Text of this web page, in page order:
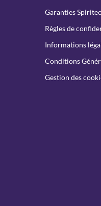
Garanties
Règles de
Informations
Conditions
Gestion des